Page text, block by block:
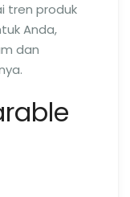
tren produk
Anda,
dan